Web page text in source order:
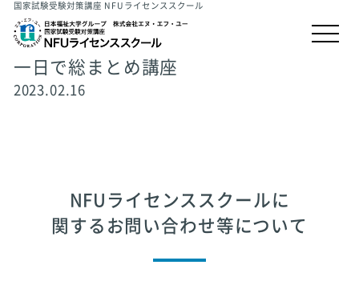
国家試験受験対策講座 NFUライセンススクール
一日で総まとめ講座
2023.02.16
NFUライセンススクールに
関するお問い合わせ等について